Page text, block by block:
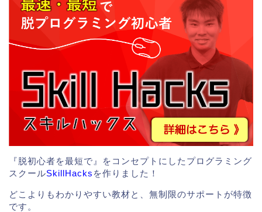
『脱初心者を最短で』をコンセプトにしたプログラミング
スクールSkillHacks を作りました！
どこよりもわかりやすい教材と、無制限のサポートが特徴
です。